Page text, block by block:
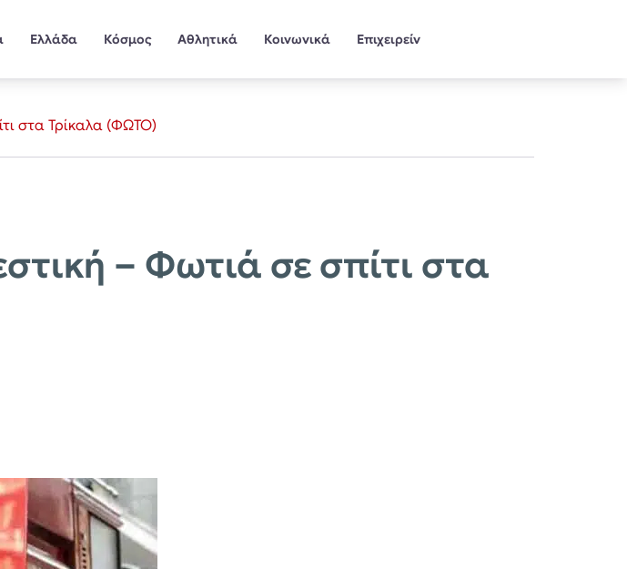
Ελλάδα Κόσμος Αθλητικά Κοινωνικά Επιχειρείν
στα Τρίκαλα (ΦΩΤΟ)
– Φωτιά σε σπίτι στα